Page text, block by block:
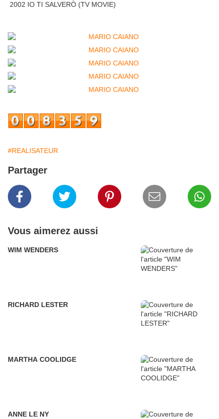
2002 IO TI SALVERÒ (TV MOVIE)
#REALISATEUR
Partager
Vous aimerez aussi
WIM WENDERS
RICHARD LESTER
MARTHA COOLIDGE
ANNE LE NY